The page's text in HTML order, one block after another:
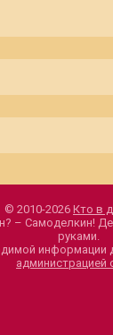
© 2010-2026 Кто в
– Самоделкин!
руками.
информации
администрацией